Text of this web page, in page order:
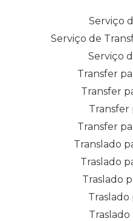
Serviço
Serviço de
Serviço
Transfer
Transfer
Transfer
Transfer
Translado
Traslado
Traslado
Traslado
Traslado